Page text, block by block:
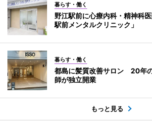
暮らす・働く
野江駅前に心療内科・精神科
駅前メンタルクリニック」
暮らす・働く
都島に髪質改善サロン 20年
師が独立開業
もっと見る